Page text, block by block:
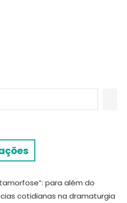
para além do
cotidianas na dramaturgia